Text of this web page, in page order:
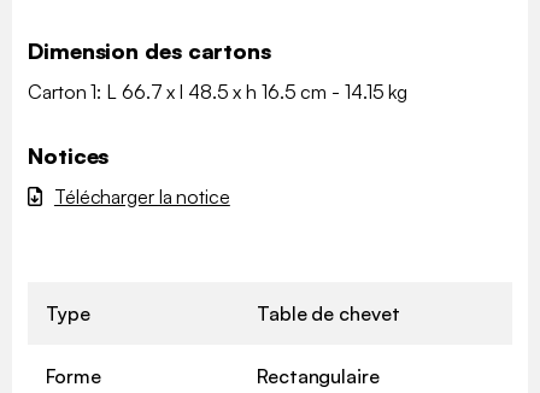
Dimension des cartons
Carton 1: L 66.7 x l 48.5 x h 16.5 cm - 14.15 kg
Notices
Télécharger la notice
Type Table de chevet
Forme Rectangulaire